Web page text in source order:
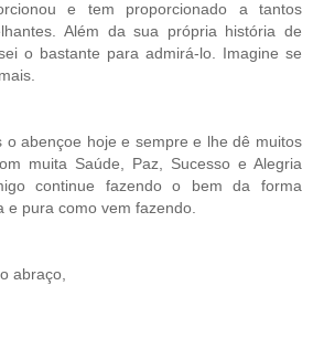
e tem proporcionado a tantos
Além da sua própria história de
o bastante para admirá-lo. Imagine se
o abençoe hoje e sempre e lhe dê muitos
muita Saúde, Paz, Sucesso e Alegria
continue fazendo o bem da forma
e pura como vem fazendo.
abraço,